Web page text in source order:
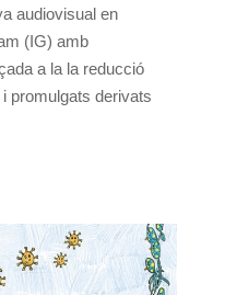
audiovisual en
(IG) amb
a la la reducció
promulgats derivats